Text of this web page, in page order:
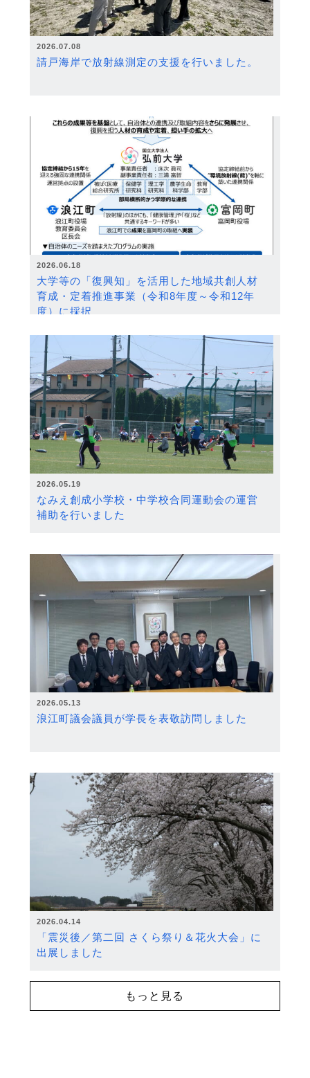
2026.07.08
請戸海岸で放射線測定の支援を行いました。
2026.06.18
大学等の「復興知」を活用した地域共創人材
育成・定着推進事業（令和8年度～令和12年
度）に採択
2026.05.19
なみえ創成小学校・中学校合同運動会の運営
補助を行いました
2026.05.13
浪江町議会議員が学長を表敬訪問しました
2026.04.14
「震災後／第二回 さくら祭り＆花火大会」に
出展しました
もっと見る